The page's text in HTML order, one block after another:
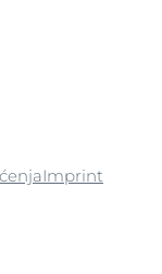
Imprint